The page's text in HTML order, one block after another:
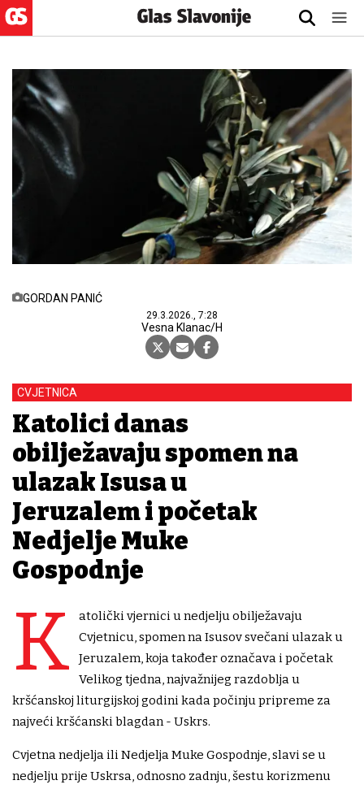
GORDAN PANIĆ
29.3.2026., 7:28
Vesna Klanac/H
CVJETNICA
Katolici danas
obilježavaju spomen na
ulazak Isusa u
Jeruzalem i početak
Nedjelje Muke
Gospodnje
K
atolički vjernici u nedjelju obilježavaju
Cvjetnicu, spomen na Isusov svečani ulazak u
Jeruzalem, koja također označava i početak
Velikog tjedna, najvažnijeg razdoblja u
kršćanskoj liturgijskoj godini kada počinju pripreme za
najveći kršćanski blagdan - Uskrs.
Cvjetna nedjelja ili Nedjelja Muke Gospodnje, slavi se u
nedjelju prije Uskrsa, odnosno zadnju, šestu korizmenu